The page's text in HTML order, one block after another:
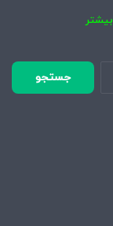
بیشتر
جستجو
برای: